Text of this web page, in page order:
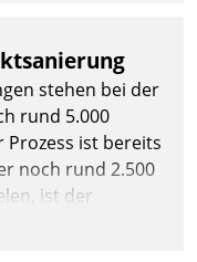
stehen bei der
rund 5.000
Prozess ist bereits
noch rund 2.500
ist der
immens. Im